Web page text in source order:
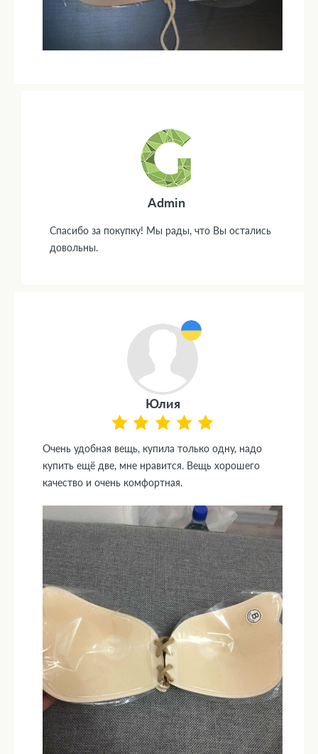
Admin
Спасибо за покупку! Мы рады, что Вы остались
довольны.
Юлия
Очень удобная вещь, купила только одну, надо
купить ещё две, мне нравится. Вещь хорошего
качество и очень комфортная.